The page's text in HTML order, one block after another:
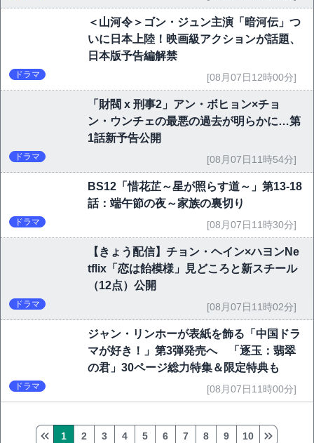
＜山河令＞ゴン・ジュン主演「暗河伝」つ
いに日本上陸！映画級アクションが話題、
日本版予告編解禁
ドラマ [08月07日12時00分]
「財閥 x 刑事2」アン・ボヒョン×チョ
ン・ウンチェの最悪の過去が明らかに…第
1話新予告公開
ドラマ [08月07日11時54分]
BS12「惜花芷～星が照らす道～」第13-18
話：端午節の夜～家族の裏切り
ドラマ [08月07日11時30分]
【きょう配信】チョン・ヘイン×ハヨンNe
tflix「恋は飴模様」見どころと新スチール
（12点）公開
ドラマ [08月07日11時02分]
ジャン・リンホーが表紙を飾る「中国ドラ
マが好き！」第3弾発売へ 「逐玉：翡翠
の君」30ページ総力特集＆限定特典も
ドラマ [08月07日11時00分]
1 2 3 4 5 6 7 8 9 10